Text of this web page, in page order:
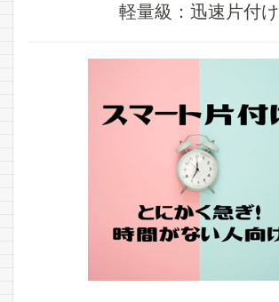
軽量級：迅速片付け